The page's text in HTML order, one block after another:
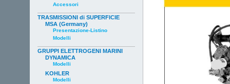
Accessori
TRASMISSIONI di SUPERFICIE
MSA (Germany)
Presentazione-Listino
Modelli
GRUPPI ELETTROGENI MARINI
DYNAMICA
Modelli
KOHLER
Modelli